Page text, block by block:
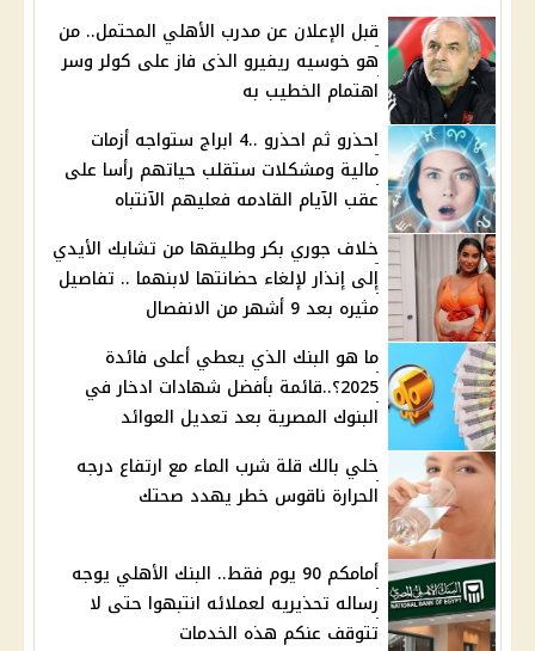
قبل الإعلان عن مدرب الأهلي المحتمل.. من
هو خوسيه ريفيرو الذى فاز على كولر وسر
اهتمام الخطيب به
احذرو ثم احذرو ..4 ابراج ستواجه أزمات
مالية ومشكلات ستقلب حياتهم رأسا على
عقب الآيام القادمه فعليهم الآنتباه
خلاف جوري بكر وطليقها من تشابك الأيدي
إلى إنذار لإلغاء حضانتها لابنهما .. تفاصيل
مثيره بعد 9 أشهر من الانفصال
ما هو البنك الذي يعطي أعلى فائدة
2025؟..قائمة بأفضل شهادات ادخار في
البنوك المصرية بعد تعديل العوائد
خلي بالك قلة شرب الماء مع ارتفاع درجه
الحرارة ناقوس خطر يهدد صحتك
أمامكم 90 يوم فقط.. البنك الأهلي يوجه
رساله تحذيريه لعملائه انتبهوا حتى لا
تتوقف عنكم هذه الخدمات